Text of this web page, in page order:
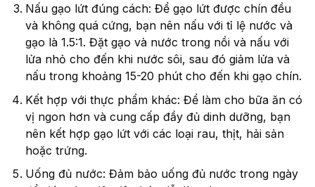
Nấu gạo lứt đúng cách: Để gạo lứt được chín đều
và không quá cứng, bạn nên nấu với tỉ lệ nước và
gạo là 1.5:1. Đặt gạo và nước trong nồi và nấu với
lửa nhỏ cho đến khi nước sôi, sau đó giảm lửa và
nấu trong khoảng 15-20 phút cho đến khi gạo chín.
Kết hợp với thực phẩm khác: Để làm cho bữa ăn có
vị ngon hơn và cung cấp đầy đủ dinh dưỡng, bạn
nên kết hợp gạo lứt với các loại rau, thịt, hải sản
hoặc trứng.
Uống đủ nước: Đảm bảo uống đủ nước trong ngày